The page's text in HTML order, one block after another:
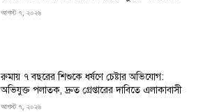
আগস্ট ৭, ২০২৬
রুমায় ৭ বছরের শিশুকে ধর্ষণে চেষ্টার অভিযোগ:
অভিযুক্ত পলাতক, দ্রুত গ্রেপ্তারের দাবিতে এলাকাবাসী
আগস্ট ৭, ২০২৬